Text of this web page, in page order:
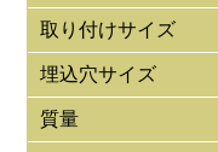
取り付けサイズ
埋込穴サイズ
質量